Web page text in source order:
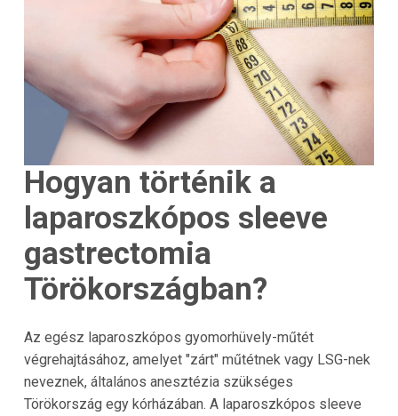
Hogyan történik a
laparoszkópos sleeve
gastrectomia
Törökországban?
Az egész laparoszkópos gyomorhüvely-műtét
végrehajtásához, amelyet "zárt" műtétnek vagy LSG-nek
neveznek, általános anesztézia szükséges
Törökország egy kórházában. A laparoszkópos sleeve